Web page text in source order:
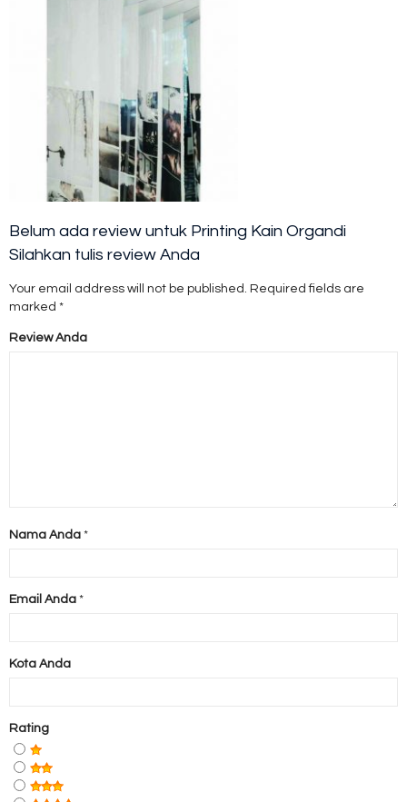
Belum ada review untuk Printing Kain Organdi
Silahkan tulis review Anda
Your email address will not be published. Required fields are
marked *
Review Anda
Nama Anda *
Email Anda *
Kota Anda
Rating